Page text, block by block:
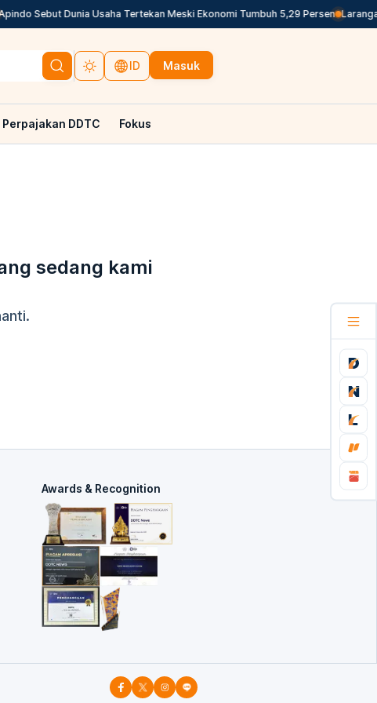
Sebut Dunia Usaha Tertekan Meski Ekonomi Tumbuh 5,29 Persen
ID Masuk
Perpajakan DDTC Fokus
sedang kami
Awards & Recognition